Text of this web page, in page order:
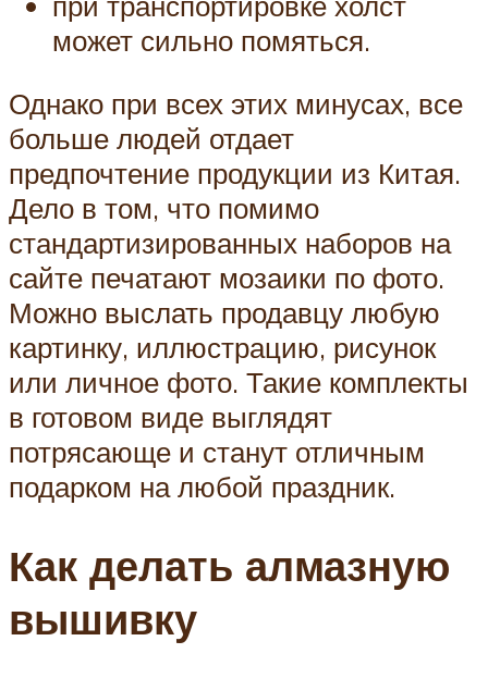
может сильно помяться.
Однако при всех этих минусах, все
больше людей отдает
предпочтение продукции из Китая.
Дело в том, что помимо
стандартизированных наборов на
сайте печатают мозаики по фото.
Можно выслать продавцу любую
картинку, иллюстрацию, рисунок
или личное фото. Такие комплекты
в готовом виде выглядят
потрясающе и станут отличным
подарком на любой праздник.
Как делать алмазную
вышивку